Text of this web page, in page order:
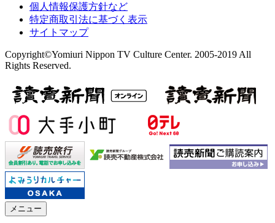
個人情報保護方針など
特定商取引法に基づく表示
サイトマップ
Copyright©Yomiuri Nippon TV Culture Center. 2005-2019 All
Rights Reserved.
メニュー